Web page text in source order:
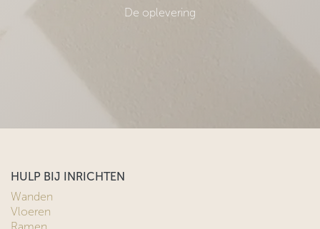
De oplevering
HULP BIJ INRICHTEN
Wanden
Vloeren
Ramen